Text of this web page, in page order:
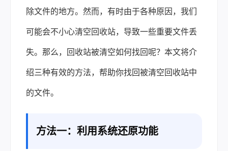
载 |
除文件的地方。然而，有时由于各种原因，我们
可能会不小心清空回收站，导致一些重要文件丢
失。那么，回收站被清空如何找回呢？本文将介
绍三种有效的方法，帮助你找回被清空回收站中
的文件。
方法一：利用系统还原功能